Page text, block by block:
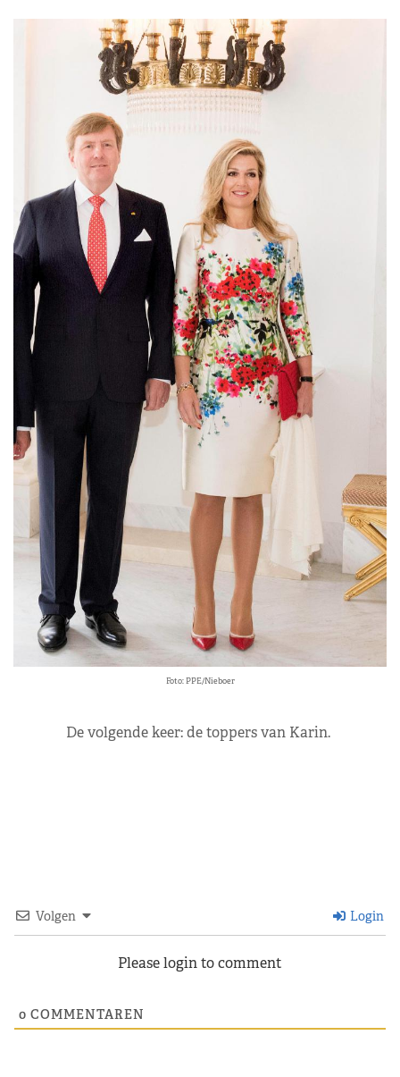
Foto: PPE/Nieboer
De volgende keer: de toppers van Karin.
Volgen Login
Please login to comment
0 COMMENTAREN